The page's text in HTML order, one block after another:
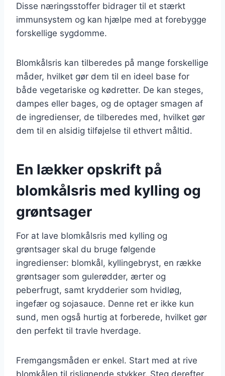
Disse næringsstoffer bidrager til et stærkt
immunsystem og kan hjælpe med at forebygge
forskellige sygdomme.
Blomkålsris kan tilberedes på mange forskellige
måder, hvilket gør dem til en ideel base for
både vegetariske og kødretter. De kan steges,
dampes eller bages, og de optager smagen af
de ingredienser, de tilberedes med, hvilket gør
dem til en alsidig tilføjelse til ethvert måltid.
En lækker opskrift på
blomkålsris med kylling og
grøntsager
For at lave blomkålsris med kylling og
grøntsager skal du bruge følgende
ingredienser: blomkål, kyllingebryst, en række
grøntsager som gulerødder, ærter og
peberfrugt, samt krydderier som hvidløg,
ingefær og sojasauce. Denne ret er ikke kun
sund, men også hurtig at forberede, hvilket gør
den perfekt til travle hverdage.
Fremgangsmåden er enkel. Start med at rive
blomkålen til rislignende stykker. Steg derefter